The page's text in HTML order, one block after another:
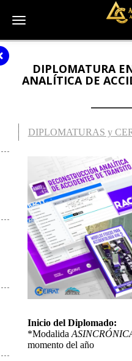
Toggle navigation
DIPLOMATURA
ANALÍTICA DE
DIPLOMATURAS y
Inicio del Diplomado:
*Modalida
momento del año